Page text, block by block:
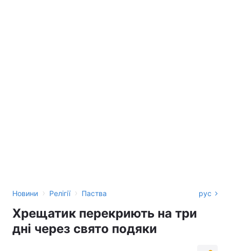
Новини › Релігії › Паства рус
Хрещатик перекриють на три
дні через свято подяки